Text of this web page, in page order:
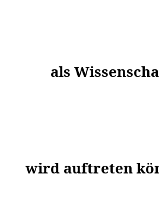
als
wird auftreten